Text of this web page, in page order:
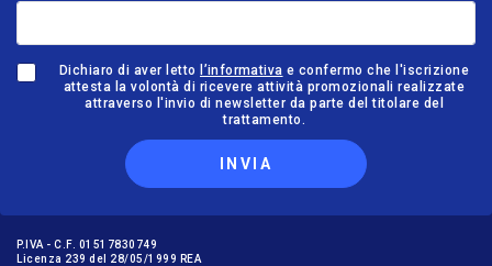
P.IVA - C.F. 01517830749
Licenza 239 del 28/05/1999 REA
Dichiaro di aver letto l’informativa e confermo che l'iscrizione
attesta la volontà di ricevere attività promozionali realizzate
attraverso l'invio di newsletter da parte del titolare del
trattamento.
INVIA